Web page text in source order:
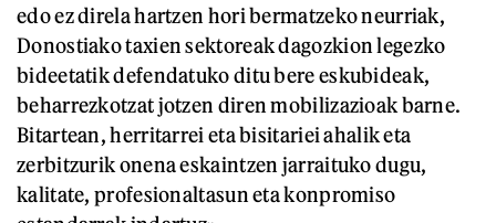
edo ez direla hartzen hori bermatzeko neurriak,
Donostiako taxien sektoreak dagozkion legezko
bideetatik defendatuko ditu bere eskubideak,
beharrezkotzat jotzen diren mobilizazioak barne.
Bitartean, herritarrei eta bisitariei ahalik eta
zerbitzurik onena eskaintzen jarraituko dugu,
kalitate, profesionaltasun eta konpromiso